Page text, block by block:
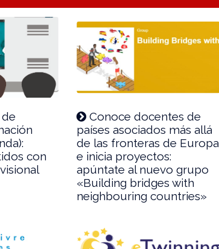
con
Conoce docentes de
países asociados más allá
de las fronteras de Europa
e inicia proyectos:
apúntate al nuevo grupo
«Building bridges with
neighbouring countries»